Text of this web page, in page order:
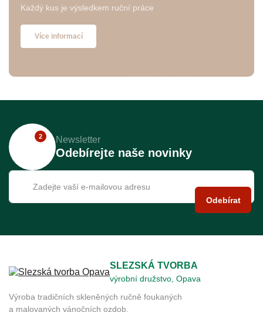
Každý kus je výsledkem ruční práce
Více informací
2 Newsletter
Odebírejte naše novinky
Odebírat
SLEZSKÁ TVORBA
výrobní družstvo, Opava
Výroba tradičních skleněných ručně foukaných
a malovaných vánočních ozdob.